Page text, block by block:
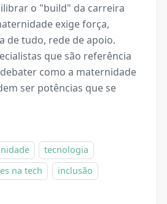
o "build" da carreira
exige força,
de tudo, rede de apoio.
que são referência
como a maternidade
ser potências que se
tecnologia
na tech
inclusão